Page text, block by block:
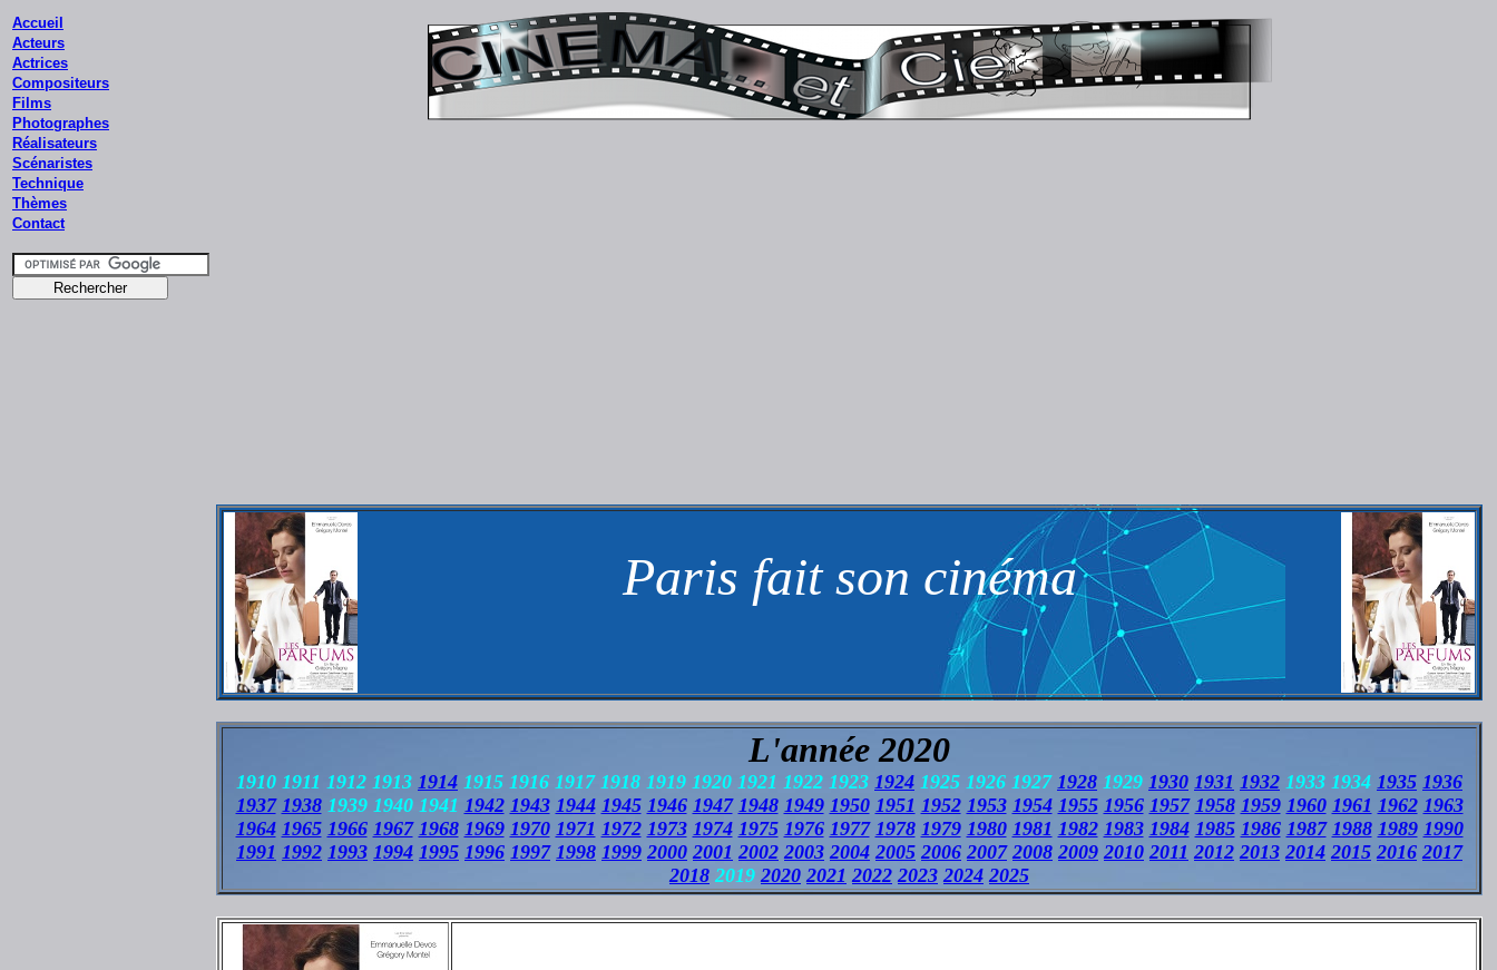
Accueil
Acteurs
Actrices
Compositeurs
Films
Photographes
Réalisateurs
Scénaristes
Technique
Thèmes
Contact
Paris fait son cinéma
L'année 2020
1910 1911 1912 1913 1914 1915 1916 1917 1918 1919 1920 1921 1922 1923 1924 1925 1926 1927 1928 1929 1930 1931 1932 1933 1934 1935 1936
1937 19381939 1940 1941 1942 1943 1944 1945 1946 1947 1948 1949 1950 1951 1952 1953 1954 1955 1956 1957 1958 1959 1960 1961 1962 1963
1964 1965 1966 1967 1968 1969 1970 1971 1972 1973 1974 1975 1976 1977 1978 1979 1980 1981 1982 1983 1984 1985 1986 1987 1988 1989 1990
1991 1992 1993 1994 1995 1996 1997 1998 1999 2000 2001 2002 2003 2004 2005 2006 2007 2008 2009 2010 2011 2012 2013 2014 2015 2016 2017
2018 2019 2020 2021 2022 2023 2024 2025